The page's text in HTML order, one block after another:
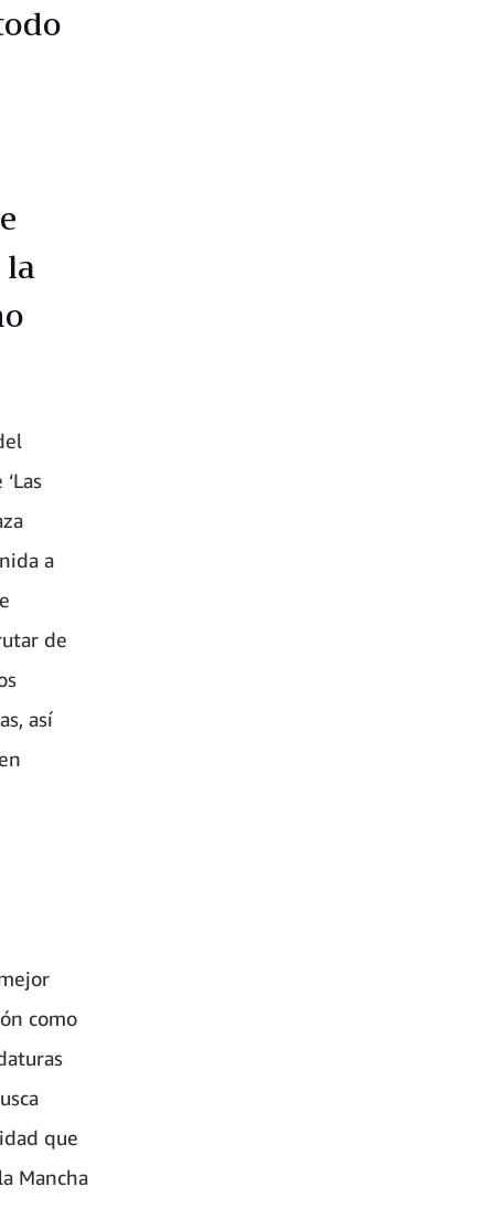
la
a
de
así
como
que
Mancha